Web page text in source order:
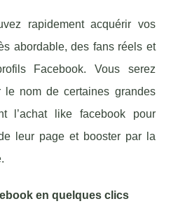
rapidement acquérir vos
abordable, des fans réels et
Facebook. Vous serez
le nom de certaines grandes
l’achat like facebook pour
leur page et booster par la
en quelques clics